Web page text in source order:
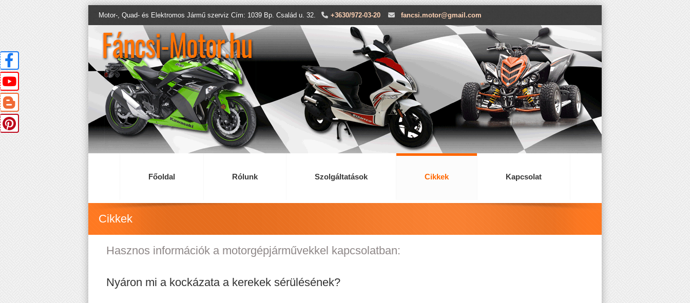
Motor-, Quad- és Elektromos Jármű szerviz Cím: 1039 Bp. Család u. 32. +3630/972-03-20 fancsi.motor@gmail.com
Főoldal Rólunk Szolgáltatások Cikkek Kapcsolat
Cikkek
Hasznos információk a motorgépjárművekkel kapcsolatban:
Nyáron mi a kockázata a kerekek sérülésének?